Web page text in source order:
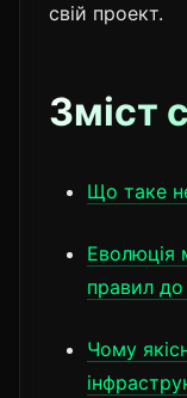
свій проект.
Зміст
Що таке
Еволюція
правил
Чому